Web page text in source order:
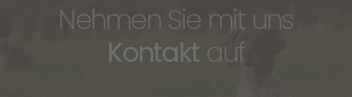
Nehmen Sie mit uns
Kontaktauf